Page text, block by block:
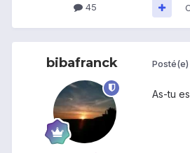
45
bibafranck Posté(e)
As-tu